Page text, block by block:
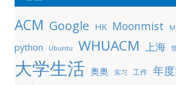
ACM Google HK Moonmist
python Ubuntu WHUACM 上海
大学生活 奥奥 实习 工作 年